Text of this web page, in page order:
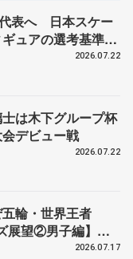
表へ 日本スケー
ュアの選考基準を
2026.07.22
は木下グループ杯
デビュー戦
2026.07.22
五輪・世界王者
展望②男子編】
を配信
2026.07.17